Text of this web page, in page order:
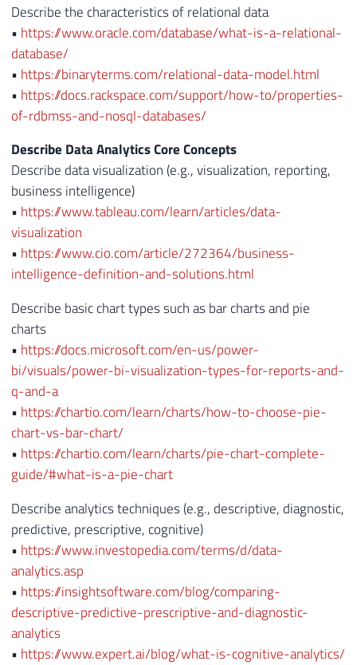
Describe the characteristics of relational data
• https://www.oracle.com/database/what-is-a-relational-
database/
• https://binaryterms.com/relational-data-model.html
• https://docs.rackspace.com/support/how-to/properties-
of-rdbmss-and-nosql-databases/
Describe Data Analytics Core Concepts
Describe data visualization (e.g., visualization, reporting,
business intelligence)
• https://www.tableau.com/learn/articles/data-
visualization
• https://www.cio.com/article/272364/business-
intelligence-definition-and-solutions.html
Describe basic chart types such as bar charts and pie
charts
• https://docs.microsoft.com/en-us/power-
bi/visuals/power-bi-visualization-types-for-reports-and-
q-and-a
• https://chartio.com/learn/charts/how-to-choose-pie-
chart-vs-bar-chart/
• https://chartio.com/learn/charts/pie-chart-complete-
guide/#what-is-a-pie-chart
Describe analytics techniques (e.g., descriptive, diagnostic,
predictive, prescriptive, cognitive)
• https://www.investopedia.com/terms/d/data-
analytics.asp
• https://insightsoftware.com/blog/comparing-
descriptive-predictive-prescriptive-and-diagnostic-
analytics
• https://www.expert.ai/blog/what-is-cognitive-analytics/